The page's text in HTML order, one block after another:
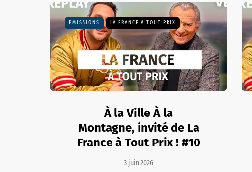
EMISSIONS LA FRANCE À TOUT PRIX
À la Ville À la
Montagne, invité de La
France à Tout Prix ! #10
3 juin 2026